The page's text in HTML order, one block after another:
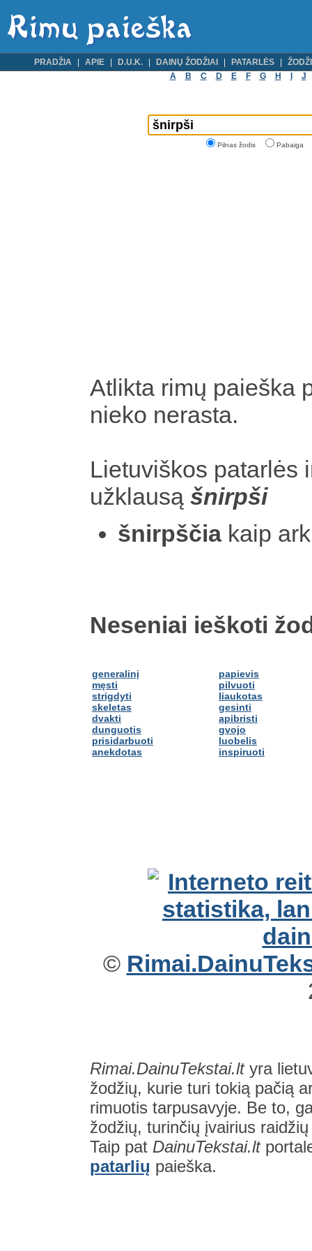
PRADŽIA APIE D.U.K. DAINŲ ŽODŽIAI PATARLĖS
A
B C D E F G H J
Pilnas žodis Pabaiga
Atlikta rimų paieška
nieko nerasta.
Lietuviškos patarlės
užklausą šnirpši
šnirpščiakaip
Neseniai ieškoti
generalinį
męsti
strigdyti
skeletas
dvakti
dunguotis
prisidarbuoti
anekdotas
papievis
pilvuoti
liaukotas
gesinti
apibristi
gvojo
luobelis
inspiruoti
©
Rimai.DainuTekstai.ltyra
žodžių, kurie turi tokią pačią
rimuotis tarpusavyje. Be to,
žodžių, turinčių įvairius
Taip pat DainuTekstai.lt
patarlių paieška.